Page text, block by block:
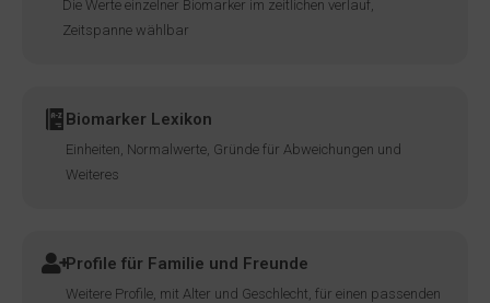
Die Werte einzelner Biomarker im zeitlichen verlauf,
Zeitspanne wählbar
Biomarker Lexikon
Einheiten, Normalwerte, Gründe für Abweichungen und
Weiteres
Profile für Familie und Freunde
Weitere Profile, mit Alter und Geschlecht, für einen passenden